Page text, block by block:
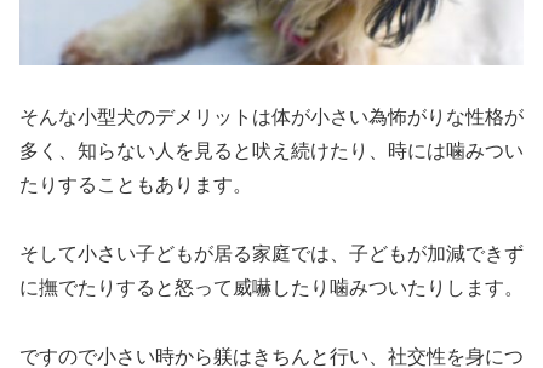
そんな小型犬のデメリットは体が小さい為怖がりな性格が
多く、知らない人を見ると吠え続けたり、時には噛みつい
たりすることもあります。
そして小さい子どもが居る家庭では、子どもが加減できず
に撫でたりすると怒って威嚇したり噛みついたりします。
ですので小さい時から躾はきちんと行い、社交性を身につ